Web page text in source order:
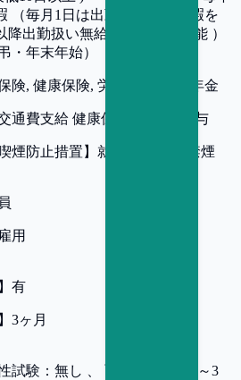
（毎月1日は出勤扱い有給休暇を
降出勤扱い無給休暇を取得可能 ）
・年末年始）
険, 健康保険, 労災保険, 厚生年金
通費支給 健康保険組合 SO付与
煙防止措置 】 就業場所 全面禁煙
用
】 有
】 3ヶ月
試験：無し 、 面接回数：2回～3